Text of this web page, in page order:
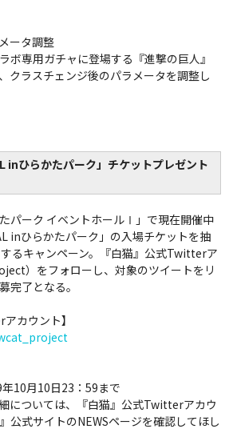
ータ調整
ボ専用ガチャに登場する『進撃の巨人』
クラスチェンジ後のパラメータを調整し
inひらかたパーク」チケットプレゼント
パーク イベントホールⅠ」で現在開催中
inひらかたパーク」の入場チケットを抽
るキャンペーン。『白猫』公式Twitterア
）をフォローし、対象のツイートをリ
完了となる。
カウント】
10月10日23：59まで
については、『白猫』公式Twitterアカウ
公式サイトのNEWSページを確認してほし